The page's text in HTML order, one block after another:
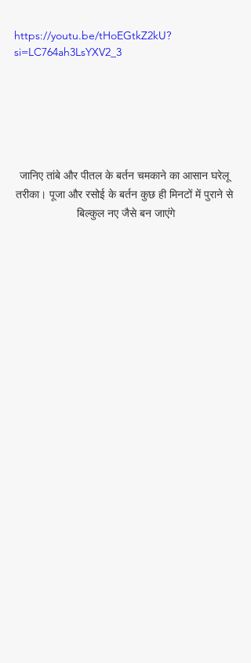
https://youtu.be/tHoEGtkZ2kU?
si=LC764ah3LsYXV2_3
जानिए तांबे और पीतल के बर्तन चमकाने का आसान घरेलू
तरीका। पूजा और रसोई के बर्तन कुछ ही मिनटों में पुराने से
बिल्कुल नए जैसे बन जाएंगे